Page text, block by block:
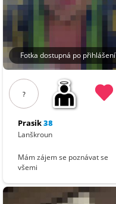
Fotka dostupná po přihlášení
?
Prasik38
Lanškroun
Mám zájem se poznávat se
všemi